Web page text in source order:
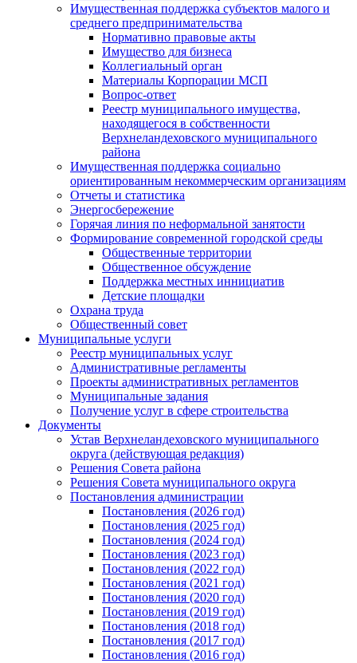
Имущественная поддержка субъектов малого и
среднего предпринимательства
Нормативно правовые акты
Имущество для бизнеса
Коллегиальный орган
Материалы Корпорации МСП
Вопрос-ответ
Реестр муниципального имущества,
находящегося в собственности
Верхнеландеховского муниципального
района
Имущественная поддержка социально
ориентированным некоммерческим организациям
Отчеты и статистика
Энергосбережение
Горячая линия по неформальной занятости
Формирование современной городской среды
Общественные территории
Общественное обсуждение
Поддержка местных иннициатив
Детские площадки
Охрана труда
Общественный совет
Муниципальные услуги
Реестр муниципальных услуг
Административные регламенты
Проекты административных регламентов
Муниципальные задания
Получение услуг в сфере строительства
Документы
Устав Верхнеландеховского муниципального
округа (действующая редакция)
Решения Совета района
Решения Совета муниципального округа
Постановления администрации
Постановления (2026 год)
Постановления (2025 год)
Постановления (2024 год)
Постановления (2023 год)
Постановления (2022 год)
Постановления (2021 год)
Постановления (2020 год)
Постановления (2019 год)
Постановления (2018 год)
Постановления (2017 год)
Постановления (2016 год)